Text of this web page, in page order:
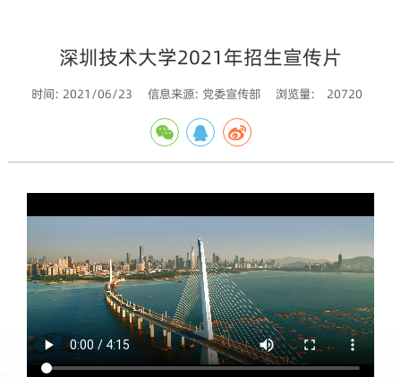
深圳技术大学2021年招生宣传片
时间: 2021/06/23 信息来源: 党委宣传部 浏览量: 20720